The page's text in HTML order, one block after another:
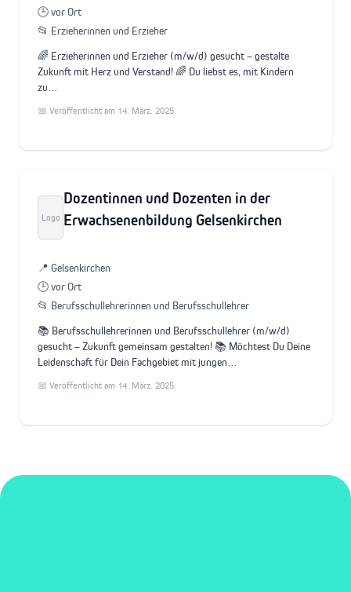
🕒 vor Ort
📂 Erzieherinnen und Erzieher
🌈 Erzieherinnen und Erzieher (m/w/d) gesucht – gestalte
Zukunft mit Herz und Verstand! 🌈 Du liebst es, mit Kindern
zu…
📅 Veröffentlicht am 14. März. 2025
Logo
Dozentinnen und Dozenten in der
Erwachsenenbildung Gelsenkirchen
📍 Gelsenkirchen
🕒 vor Ort
📂 Berufsschullehrerinnen und Berufsschullehrer
📚 Berufsschullehrerinnen und Berufsschullehrer (m/w/d)
gesucht – Zukunft gemeinsam gestalten! 📚 Möchtest Du Deine
Leidenschaft für Dein Fachgebiet mit jungen…
📅 Veröffentlicht am 14. März. 2025